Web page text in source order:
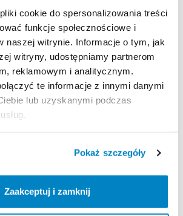
cookie do spersonalizowania treści
funkcje społecznościowe i
naszej witrynie. Informacje o tym, jak
witryny, udostępniamy partnerom
reklamowym i analitycznym.
te informacje z innymi danymi
lub uzyskanymi podczas
Pokaż szczegóły
Zaakceptuj i zamknij
za wypożyczenie tego
SPRZĘTU